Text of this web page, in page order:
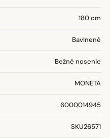
180 cm
Bavlnené
Bežné nosenie
MONETA
6000014945
SKU26571